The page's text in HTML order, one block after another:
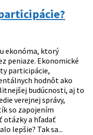
ekonóma, ktorý
peniaze. Ekonomické
participácie,
hodnôt ako
budúcnosti, aj to
verejnej správy,
so zapojením
otázky a hľadať
lepšie? Tak sa...